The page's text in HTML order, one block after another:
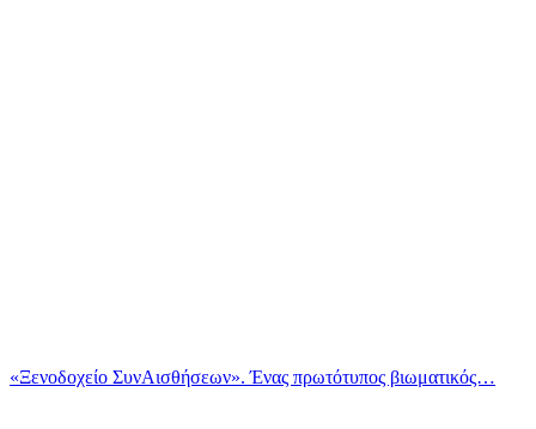
«Ξενοδοχείο ΣυνΑισθήσεων». Ένας πρωτότυπος βιωματικός…